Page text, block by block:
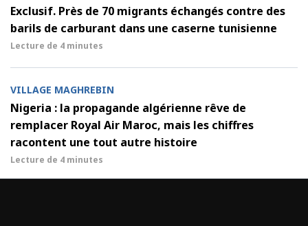
Exclusif. Près de 70 migrants échangés contre des
barils de carburant dans une caserne tunisienne
Lecture de 4 minutes
VILLAGE MAGHREBIN
Nigeria : la propagande algérienne rêve de
remplacer Royal Air Maroc, mais les chiffres
racontent une tout autre histoire
Lecture de 4 minutes